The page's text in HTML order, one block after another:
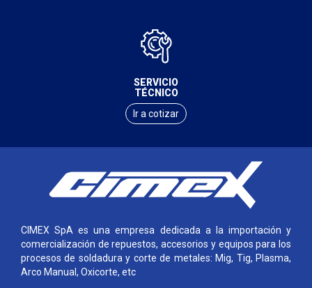
SERVICIO
TÉCNICO
Ir a cotizar
CIMEX SpA es una empresa dedicada a la importación y
comercialización de repuestos, accesorios y equipos para los
procesos de soldadura y corte de metales: Mig, Tig, Plasma,
Arco Manual, Oxicorte, etc